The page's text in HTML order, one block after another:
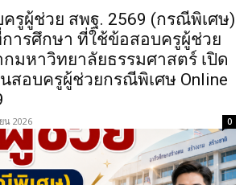
รูผู้ช่วย สพฐ. 2569 (กรณีพิเศษ)
ารศึกษา ที่ใช้ข้อสอบครูผู้ช่วย
มหาวิทยาลัยธรรมศาสตร์ เปิด
สอบครูผู้ช่วยกรณีพิเศษ Online
น 2026 0